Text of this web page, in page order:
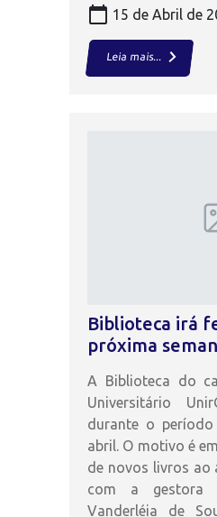
calendar_today 15 de Abril de
Leia mais...keyboard_arrow_right
Biblioteca irá
próxima
A Biblioteca do
Universitário
durante o
abril. O motivo é
de novos livros
com a gestora
Vanderléia de